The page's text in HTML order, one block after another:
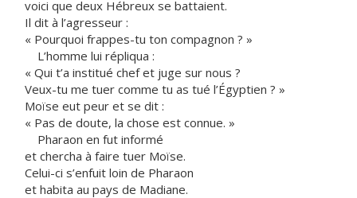
voici que deux Hébreux se battaient.
Il dit à l’agresseur :
« Pourquoi frappes-tu ton compagnon ? »
L’homme lui répliqua :
« Qui t’a institué chef et juge sur nous ?
Veux-tu me tuer comme tu as tué l’Égyptien ? »
Moïse eut peur et se dit :
« Pas de doute, la chose est connue. »
Pharaon en fut informé
et chercha à faire tuer Moïse.
Celui-ci s’enfuit loin de Pharaon
et habita au pays de Madiane.